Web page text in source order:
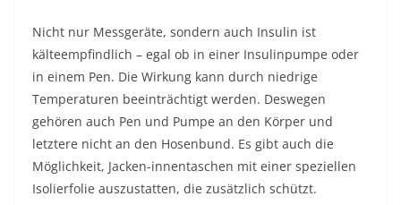
Nicht nur Messgeräte, sondern auch Insulin ist
kälteempfindlich – egal ob in einer Insulinpumpe oder
in einem Pen. Die Wirkung kann durch niedrige
Temperaturen beeinträchtigt werden. Deswegen
gehören auch Pen und Pumpe an den Körper und
letztere nicht an den Hosenbund. Es gibt auch die
Möglichkeit, Jacken-innentaschen mit einer speziellen
Isolierfolie auszustatten, die zusätzlich schützt.